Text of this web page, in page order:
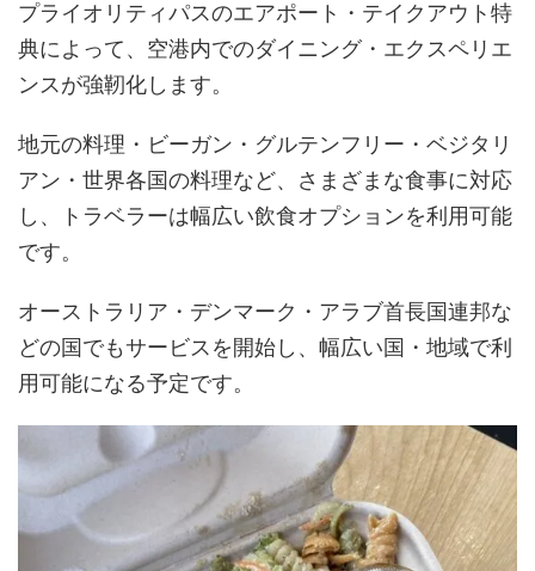
プライオリティパスのエアポート・テイクアウト特
典によって、空港内でのダイニング・エクスペリエ
ンスが強靭化します。
地元の料理・ビーガン・グルテンフリー・ベジタリ
アン・世界各国の料理など、さまざまな食事に対応
し、トラベラーは幅広い飲食オプションを利用可能
です。
オーストラリア・デンマーク・アラブ首長国連邦な
どの国でもサービスを開始し、幅広い国・地域で利
用可能になる予定です。